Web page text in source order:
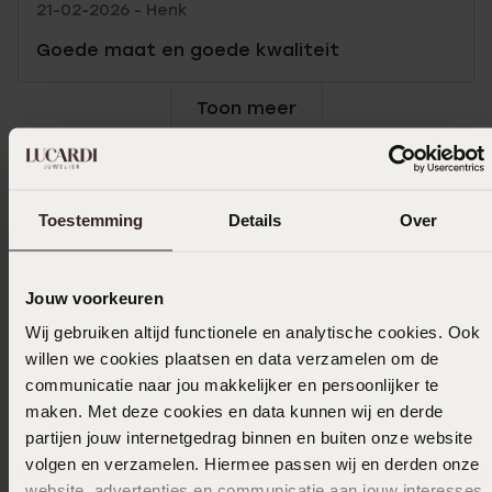
Toestemming Details Over
Jouw voorkeuren
Wij gebruiken altijd functionele en analytische cookies. Ook
willen we cookies plaatsen en data verzamelen om de
communicatie naar jou makkelijker en persoonlijker te
maken. Met deze cookies en data kunnen wij en derde
partijen jouw internetgedrag binnen en buiten onze website
volgen en verzamelen. Hiermee passen wij en derden onze
21-02-2026 - Henk
Goede maat en goede kwaliteit
Toon meer
Selecteer maat & bestel